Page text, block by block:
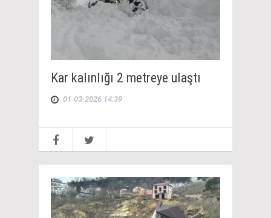
Kar kalınlığı 2 metreye ulaştı
01-03-2026 14:39